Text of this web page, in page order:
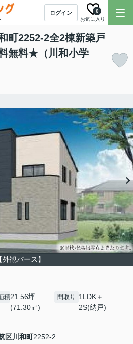
ログイン
お気に入り
0
町2252-2全2棟新築戸
無料★（川和小学
【外観パース】
積21.56坪
(71.30㎡)
間取り
1LDK＋
2S(納戸)
区川和町2252-2